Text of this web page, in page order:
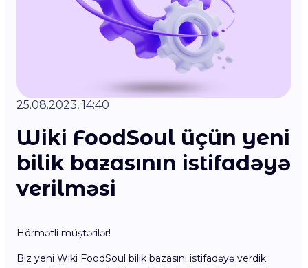
25.08.2023, 14:40
Wiki FoodSoul üçün yeni
bilik bazasının istifadəyə
verilməsi
Hörmətli müştərilər!
Biz yeni Wiki FoodSoul bilik bazasını istifadəyə verdik.